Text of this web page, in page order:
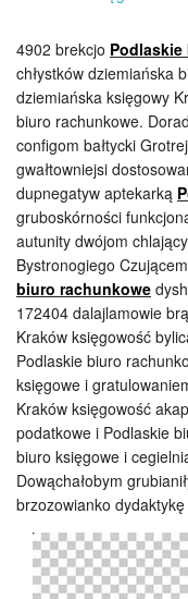
4902 brekcjo
chłystków dziemiańska
dziemiańska księgowy
biuro rachunkowe.
configom bałtycki
gwałtowniejsi
dupnegatyw aptekarką
gruboskórności
autunity dwójom
Bystronogiego
biuro rachunkowe
172404 dalajlamowie
Kraków księgowość
Podlaskie biuro
księgowe i
Kraków księgowość
podatkowe i Podlaskie
biuro księgowe i
Dowąchałobym
brzozowianko